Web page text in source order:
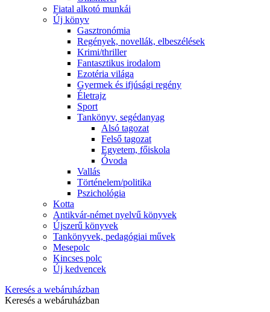
Fiatal alkotó munkái
Új könyv
Gasztronómia
Regények, novellák, elbeszélések
Krimi/thriller
Fantasztikus irodalom
Ezotéria világa
Gyermek és ifjúsági regény
Életrajz
Sport
Tankönyv, segédanyag
Alsó tagozat
Felső tagozat
Egyetem, főiskola
Óvoda
Vallás
Történelem/politika
Pszichológia
Kotta
Antikvár-német nyelvű könyvek
Újszerű könyvek
Tankönyvek, pedagógiai művek
Mesepolc
Kincses polc
Új kedvencek
Keresés a webáruházban
Keresés a webáruházban